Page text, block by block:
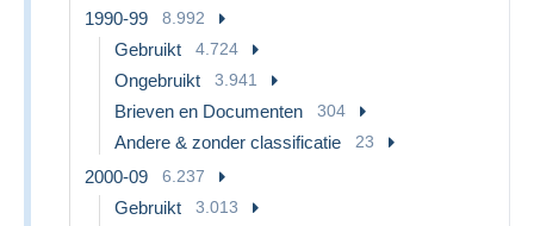
1990-99 8.992
Gebruikt 4.724
Ongebruikt 3.941
Brieven en Documenten 304
Andere & zonder classificatie 23
2000-09 6.237
Gebruikt 3.013